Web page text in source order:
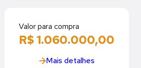
Valor para compra
R$ 1.060.000,00
Mais detalhes